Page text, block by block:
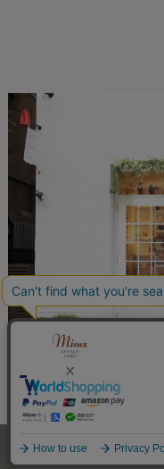
個人情報取扱について 特定商